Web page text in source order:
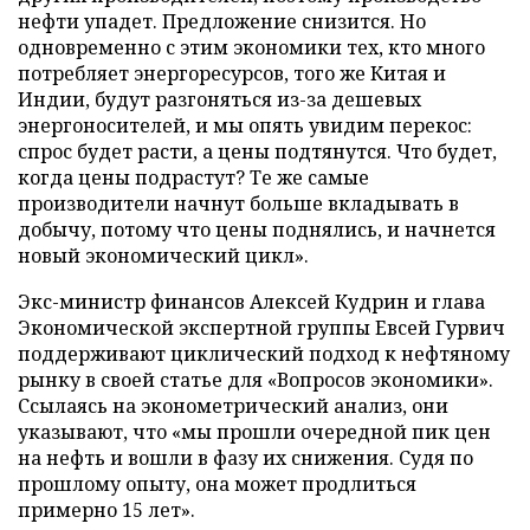
нефти упадет. Предложение снизится. Но
одновременно с этим экономики тех, кто много
потребляет энергоресурсов, того же Китая и
Индии, будут разгоняться из-за дешевых
энергоносителей, и мы опять увидим перекос:
спрос будет расти, а цены подтянутся. Что будет,
когда цены подрастут? Те же самые
производители начнут больше вкладывать в
добычу, потому что цены поднялись, и начнется
новый экономический цикл».
Экс-министр финансов Алексей Кудрин и глава
Экономической экспертной группы Евсей Гурвич
поддерживают циклический подход к нефтяному
рынку в своей статье для «Вопросов экономики».
Ссылаясь на эконометрический анализ, они
указывают, что «мы прошли очередной пик цен
на нефть и вошли в фазу их снижения. Судя по
прошлому опыту, она может продлиться
примерно 15 лет».